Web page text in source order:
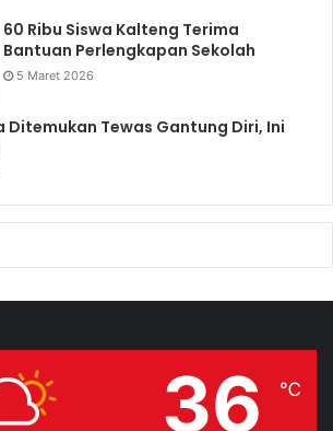
60 Ribu Siswa Kalteng Terima
Bantuan Perlengkapan Sekolah
5 Maret 2026
Ditemukan Tewas Gantung Diri, Ini
36 ℃